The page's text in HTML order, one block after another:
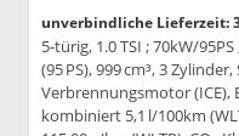
unverbindliche Lieferzeit:
5-türig, 1.0 TSI ; 70kW/
(95 PS), 999 cm³, 3
Verbrennungsmotor
kombiniert 5,1 l/100km